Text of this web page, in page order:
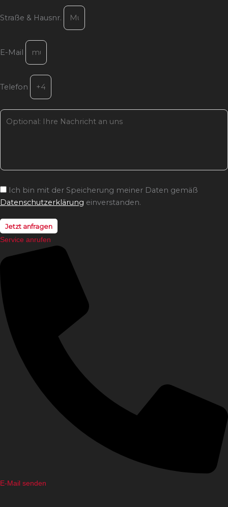
Straße & Hausnr.
E-Mail
Telefon
Ich bin mit der Speicherung meiner Daten gemäß
Datenschutzerklärung einverstanden.
Jetzt anfragen
Service anrufen
E-Mail senden